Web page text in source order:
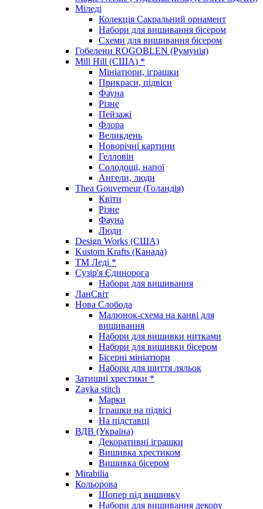
Міледі
Колекція Сакральний орнамент
Набори для вишивання бісером
Схеми для вишивання бісером
Гобелени ROGOBLEN (Румунія)
Mill Hill (США) *
Мініатюри, іграшки
Прикраси, підвіси
Фауна
Різне
Пейзажі
Флора
Великдень
Новорічні картини
Гелловін
Солодощі, напої
Ангели, люди
Thea Gouverneur (Голандія)
Квіти
Різне
Фауна
Люди
Design Works (США)
Kustom Krafts (Канада)
ТМ Леді *
Сузір'я Єдинорога
Набори для вишивання
ЛанСвіт
Нова Слобода
Малюнок-схема на канві для
вишивання
Набори для вишивки нитками
Набори для вишивки бісером
Бісерні мініатюри
Набори для шиття ляльок
Затишні хрестики *
Zayka stitch
Марки
Іграшки на підвісі
На підставці
ВДВ (Україна)
Декоративні іграшки
Вишивка хрестиком
Вишивка бісером
Mirabilia
Кольорова
Шопер під вишивку
Набори для вишивання декору